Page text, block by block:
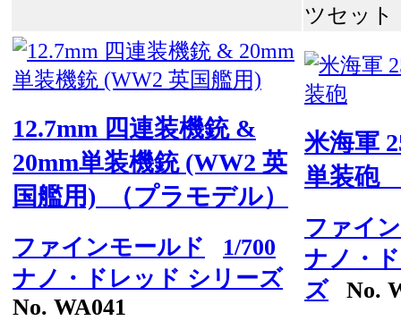
ツセット
12.7mm 四連装機銃 &
20mm単装機銃 (WW2 英
国艦用) （プラモデル）
ファインモールド
1/700
ナノ・ドレッド シリーズ
No. WA041
米海軍
単装砲
ファイ
ナノ・
ズNo.